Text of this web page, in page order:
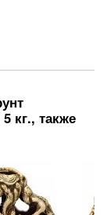
кг., также